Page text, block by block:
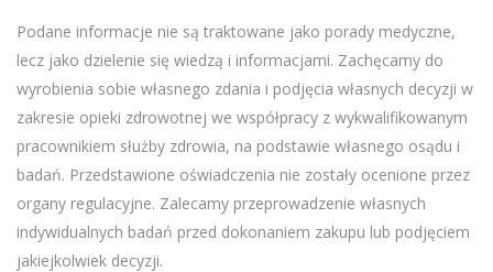
Podane informacje nie są traktowane jako porady medyczne,
lecz jako dzielenie się wiedzą i informacjami. Zachęcamy do
wyrobienia sobie własnego zdania i podjęcia własnych decyzji w
zakresie opieki zdrowotnej we współpracy z wykwalifikowanym
pracownikiem służby zdrowia, na podstawie własnego osądu i
badań. Przedstawione oświadczenia nie zostały ocenione przez
organy regulacyjne. Zalecamy przeprowadzenie własnych
indywidualnych badań przed dokonaniem zakupu lub podjęciem
jakiejkolwiek decyzji.